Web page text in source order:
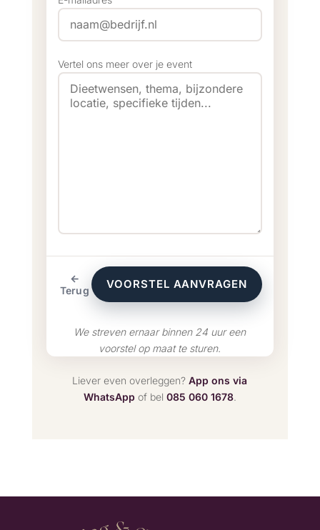
Vertel ons meer over je event
←
Terug
VOORSTEL AANVRAGEN
We streven ernaar binnen 24 uur een
voorstel op maat te sturen.
Liever even overleggen?App ons via
WhatsApp of bel 085 060 1678.